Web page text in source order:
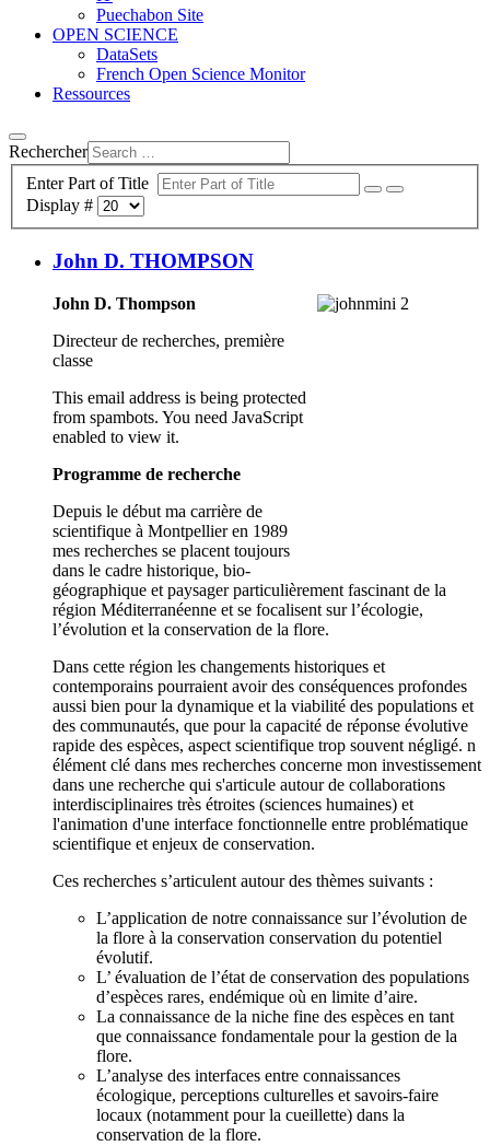
Puechabon Site
OPEN SCIENCE
DataSets
French Open Science Monitor
Ressources
Rechercher
Enter Part of Title
Display #
John D. THOMPSON
John D. Thompson
Directeur de recherches, première
classe
This email address is being protected
from spambots. You need JavaScript
enabled to view it.
Programme de recherche
Depuis le début ma carrière de
scientifique à Montpellier en 1989
mes recherches se placent toujours
dans le cadre historique, bio-
géographique et paysager particulièrement fascinant de la
région Méditerranéenne et se focalisent sur l’écologie,
l’évolution et la conservation de la flore.
Dans cette région les changements historiques et
contemporains pourraient avoir des conséquences profondes
aussi bien pour la dynamique et la viabilité des populations et
des communautés, que pour la capacité de réponse évolutive
rapide des espèces, aspect scientifique trop souvent négligé. n
élément clé dans mes recherches concerne mon investissement
dans une recherche qui s'articule autour de collaborations
interdisciplinaires très étroites (sciences humaines) et
l'animation d'une interface fonctionnelle entre problématique
scientifique et enjeux de conservation.
Ces recherches s’articulent autour des thèmes suivants :
L’application de notre connaissance sur l’évolution de
la flore à la conservation conservation du potentiel
évolutif.
L’ évaluation de l’état de conservation des populations
d’espèces rares, endémique où en limite d’aire.
La connaissance de la niche fine des espèces en tant
que connaissance fondamentale pour la gestion de la
flore.
L’analyse des interfaces entre connaissances
écologique, perceptions culturelles et savoirs-faire
locaux (notamment pour la cueillette) dans la
conservation de la flore.